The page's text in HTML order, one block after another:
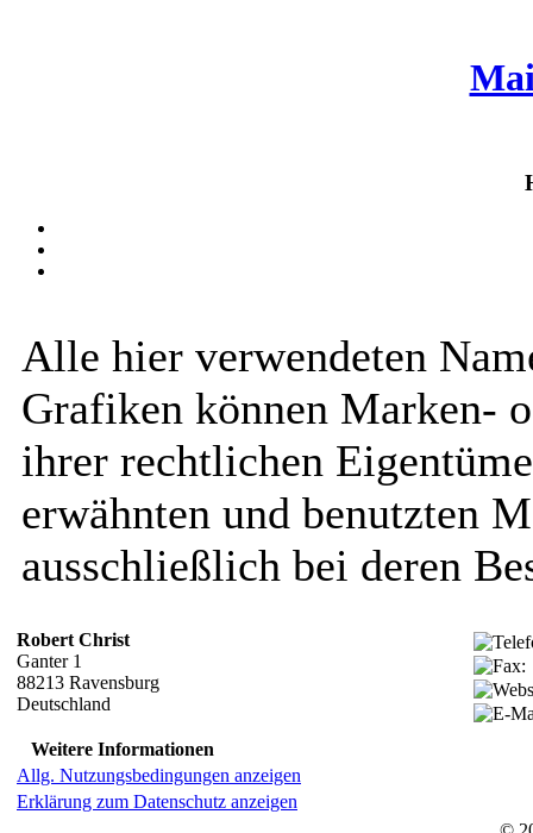
Alle hier verwendeten
Grafiken können Marken-
ihrer rechtlichen
erwähnten und benutzten
ausschließlich bei deren
Robert Christ
Ganter 1
88213 Ravensburg
Deutschland
Weitere Informationen
Allg. Nutzungsbedingungen anzeigen
Erklärung zum Datenschutz anzeigen